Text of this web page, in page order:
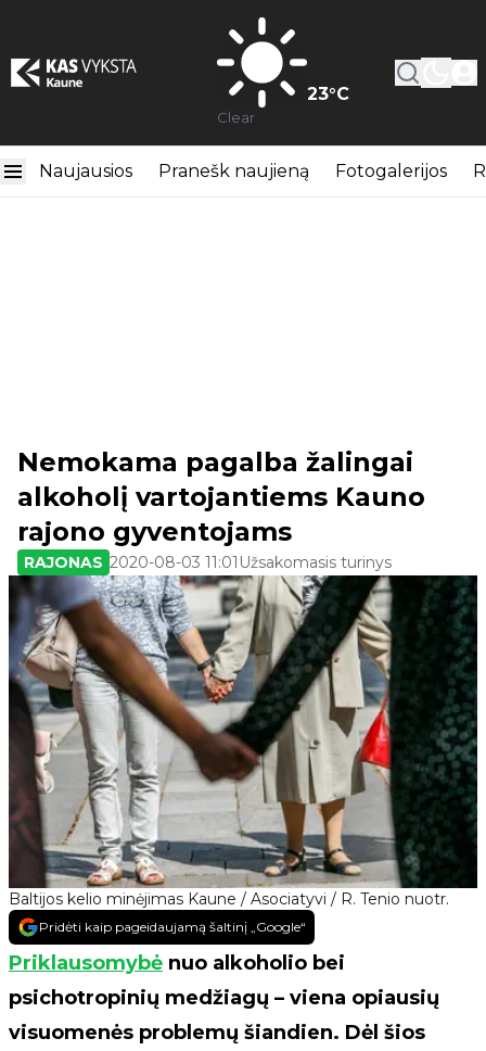
23°C
Clear
Naujausios Pranešk naujieną Fotogalerijos
Baltijos kelio minėjimas Kaune / Asociatyvi / R. Tenio nuotr.
Nemokama pagalba žalingai
alkoholį vartojantiems Kauno
rajono gyventojams
RAJONAS 2020-08-03 11:01 Užsakomasis turinys
Pridėti kaip pageidaujamą šaltinį „Google“
Priklausomybė nuo alkoholio bei
psichotropinių medžiagų – viena opiausių
visuomenės problemų šiandien. Dėl šios